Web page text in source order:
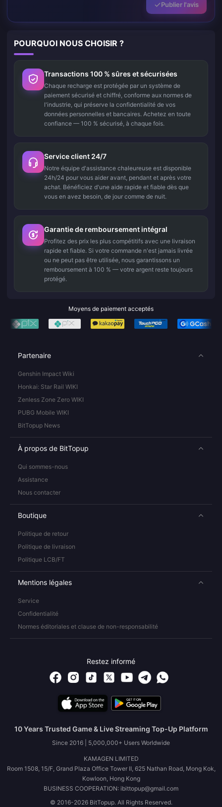
Publier l'avis
POURQUOI NOUS CHOISIR ?
Transactions 100 % sûres et sécurisées
Chaque recharge est protégée par un système de
paiement sécurisé et chiffré, conforme aux normes de
l'industrie, qui préserve la confidentialité de vos
données personnelles et bancaires. Achetez en toute
confiance — 100 % sécurisé, à chaque fois.
Service client 24/7
Notre équipe d'assistance chaleureuse est disponible
24h/24 pour vous aider avant, pendant et après votre
achat. Bénéficiez d'une aide rapide et fiable dès que
vous en avez besoin, de jour comme de nuit.
Garantie de remboursement intégral
Profitez des prix les plus compétitifs avec une livraison
rapide et fiable. Si votre commande n'est jamais livrée
ou ne peut pas être utilisée, nous garantissons un
remboursement à 100 % — votre argent reste toujours
protégé.
Moyens de paiement acceptés
Partenaire
Genshin Impact Wiki
Honkai: Star Rail WIKI
Zenless Zone Zero WIKI
PUBG Mobile WIKI
BitTopup News
À propos de BitTopup
Qui sommes-nous
Assistance
Nous contacter
Boutique
Politique de retour
Politique de livraison
Politique LCB/FT
Mentions légales
Service
Confidentialité
Normes éditoriales et clause de non-responsabilité
Restez informé
10 Years Trusted Game & Live Streaming Top-Up Platform
Since 2016 | 5,000,000+ Users Worldwide
KAMAGEN LIMITED
Room 1508, 15/F, Grand Plaza Office Tower II, 625 Nathan Road, Mong Kok,
Kowloon, Hong Kong
BUSINESS COOPERATION: ibittopup@gmail.com
© 2016-2026 BitTopup. All Rights Reserved.